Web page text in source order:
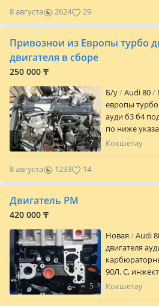
8 августа 2624 29
Привознои из Европы турбо
двигателя в сборе
250 000 ₸
7
Б/y Audi 80
европы
ауди б3 б4
по ниже
отправка по
ЧЕРЕЗ НА
Кокшетау
8 августа 1233 14
Двигатель PM
420 000 ₸
5
Новая Audi
двигателя
90Л. С,
отправка
Кокшетау